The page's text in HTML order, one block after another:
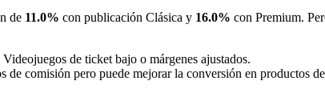
de 11.0% con publicación Clásica y 16.0% con Premium.
de ticket bajo o márgenes ajustados.
de comisión pero puede mejorar la conversión en productos